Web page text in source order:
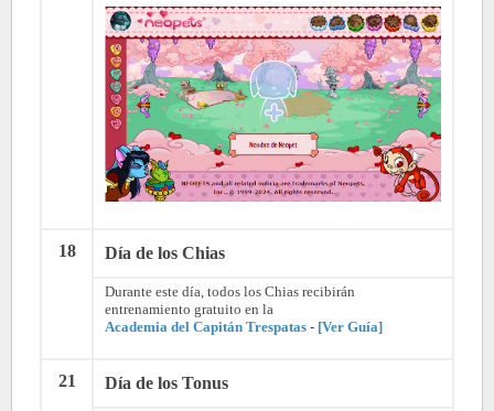
18 Día de los Chias
Durante este día, todos los Chias recibirán
entrenamiento gratuito en la
Academia del Capitán Trespatas - [Ver Guía]
21 Día de los Tonus